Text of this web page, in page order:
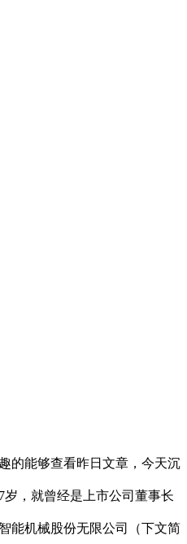
的能够查看昨日文章，今天沉
，就曾经是上市公司董事长
能机械股份无限公司（下文简